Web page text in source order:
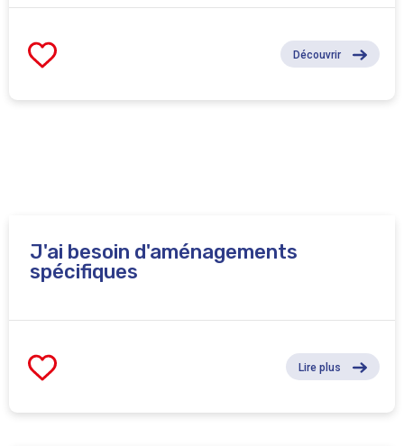
Découvrir
J'ai besoin d'aménagements
spécifiques
Lire plus